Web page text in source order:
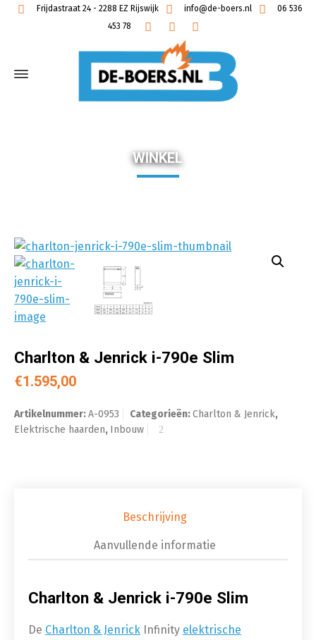
Frijdastraat 24 - 2288 EZ Rijswijk info@de-boers.nl
06 536
453 78
WINKEL
Charlton & Jenrick i-790e Slim
€1.595,00
Artikelnummer:A-0953 Categorieën:Charlton & Jenrick,
Elektrische haarden, Inbouw
Beschrijving
Aanvullende informatie
Charlton & Jenrick i-790e Slim
De Charlton & Jenrick Infinity elektrische